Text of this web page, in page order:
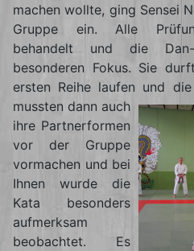
machen wollte, ging Sensei
Gruppe ein. Alle
behandelt und die
besonderen Fokus. Sie
ersten Reihe laufen und
mussten dann auch
ihre Partnerformen
vor der Gruppe
vormachen und bei
Ihnen wurde die
Kata besonders
aufmerksam
beobachtet. Es